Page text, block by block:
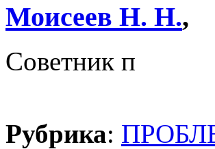
Моисеев Н. Н.,
Советник п
Рубрика: